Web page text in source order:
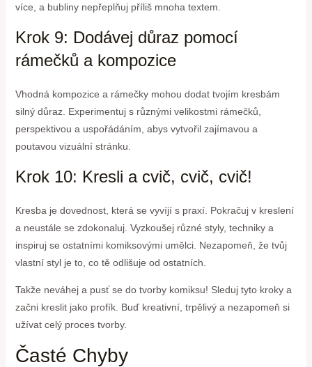
více, a bubliny nepřeplňuj příliš mnoha textem.
Krok 9: Dodávej důraz pomocí
rámečků a kompozice
Vhodná kompozice a rámečky mohou dodat tvojím kresbám
silný důraz. Experimentuj s různými velikostmi rámečků,
perspektivou a uspořádáním, abys vytvořil zajímavou a
poutavou vizuální stránku.
Krok 10: Kresli a cvič, cvič, cvič!
Kresba je dovednost, která se vyvíjí s praxí. Pokračuj v kreslení
a neustále se zdokonaluj. Vyzkoušej různé styly, techniky a
inspiruj se ostatními komiksovými umělci. Nezapomeň, že tvůj
vlastní styl je to, co tě odlišuje od ostatních.
Takže neváhej a pusť se do tvorby komiksu! Sleduj tyto kroky a
začni kreslit jako profík. Buď kreativní, trpělivý a nezapomeň si
užívat celý proces tvorby.
Časté Chyby